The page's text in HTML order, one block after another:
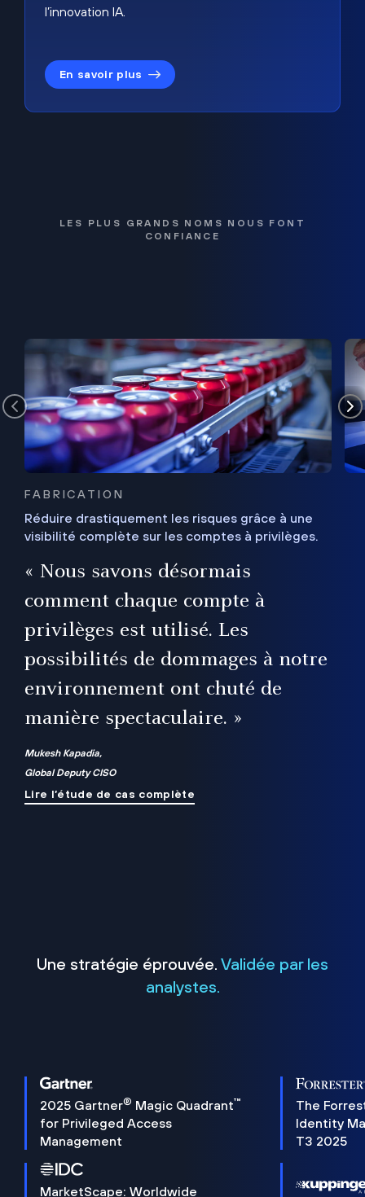
l’innovation IA.
En savoir plus
LES PLUS GRANDS NOMS NOUS FONT
CONFIANCE
FABRICATION
Réduire drastiquement les risques grâce à une
visibilité complète sur les comptes à privilèges.
« Nous savons désormais
comment chaque compte à
privilèges est utilisé. Les
possibilités de dommages à notre
environnement ont chuté de
manière spectaculaire. »
Mukesh Kapadia,
Global Deputy CISO
Lire l’étude de cas complète
Une stratégie éprouvée. Validée par les
analystes.
2025 Gartner® Magic Quadrant™
for Privileged Access
Management
The
Identity
T3 2025
MarketScape: Worldwide